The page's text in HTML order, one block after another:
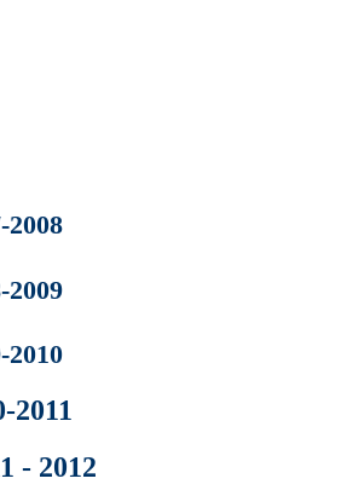
2008
2009
2010
2011
- 2012